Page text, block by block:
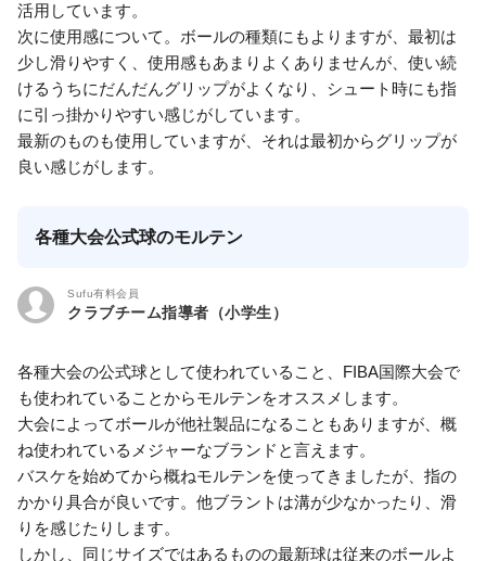
活用しています。
次に使用感について。ボールの種類にもよりますが、最初は
少し滑りやすく、使用感もあまりよくありませんが、使い続
けるうちにだんだんグリップがよくなり、シュート時にも指
に引っ掛かりやすい感じがしています。
最新のものも使用していますが、それは最初からグリップが
良い感じがします。
各種大会公式球のモルテン
Sufu有料会員
クラブチーム指導者（小学生）
各種大会の公式球として使われていること、FIBA国際大会で
も使われていることからモルテンをオススメします。
大会によってボールが他社製品になることもありますが、概
ね使われているメジャーなブランドと言えます。
バスケを始めてから概ねモルテンを使ってきましたが、指の
かかり具合が良いです。他ブラントは溝が少なかったり、滑
りを感じたりします。
しかし、同じサイズではあるものの最新球は従来のボールよ